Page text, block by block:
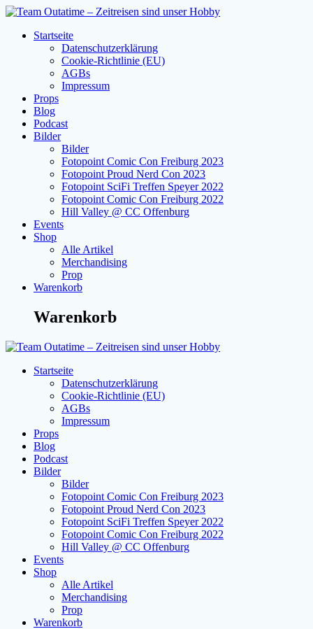
Zum
springenStartseite
Datenschutzerklärung
Cookie-Richtlinie (EU)
AGBs
Impressum
Props
Blog
Podcast
Bilder
Bilder
Fotopoint Comic Con Freiburg 2023
Fotopoint Proud Nerd Con 2023
Fotopoint SciFi Treffen Speyer 2022
Fotopoint Comic Con Freiburg 2022
Hill Valley @ CC Offenburg
Events
Shop
Alle Artikel
Merchandising
Prop
Warenkorb
Warenkorb
Startseite
Datenschutzerklärung
Cookie-Richtlinie (EU)
AGBs
Impressum
Props
Blog
Podcast
Bilder
Bilder
Fotopoint Comic Con Freiburg 2023
Fotopoint Proud Nerd Con 2023
Fotopoint SciFi Treffen Speyer 2022
Fotopoint Comic Con Freiburg 2022
Hill Valley @ CC Offenburg
Events
Shop
Alle Artikel
Merchandising
Prop
Warenkorb